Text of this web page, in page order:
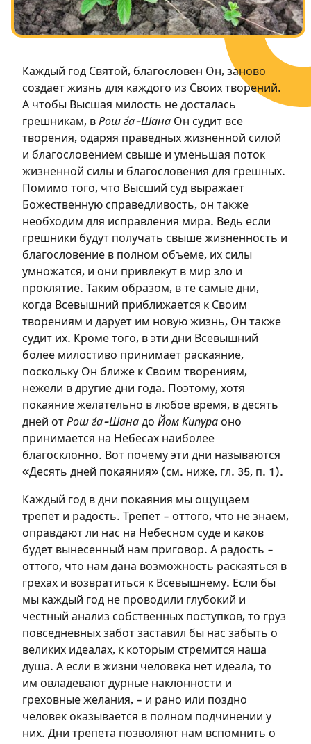
Посты в память о разрушенном Храме
Ханука
Каждый год Святой, благословен Он, заново
создает жизнь для каждого из Своих творений.
А чтобы Высшая милость не досталась
грешникам, в Рош ѓа-Шана Он судит все
творения, одаряя праведных жизненной силой
и благословением свыше и уменьшая поток
жизненной силы и благословения для грешных.
Помимо того, что Высший суд выражает
Божественную справедливость, он также
необходим для исправления мира. Ведь если
грешники будут получать свыше жизненность и
благословение в полном объеме, их силы
умножатся, и они привлекут в мир зло и
проклятие. Таким образом, в те самые дни,
когда Всевышний приближается к Своим
творениям и дарует им новую жизнь, Он также
судит их. Кроме того, в эти дни Всевышний
более милостиво принимает раскаяние,
поскольку Он ближе к Своим творениям,
нежели в другие дни года. Поэтому, хотя
покаяние желательно в любое время, в десять
дней от Рош ѓа-Шана до Йом Кипура оно
принимается на Небесах наиболее
благосклонно. Вот почему эти дни называются
«Десять дней покаяния» (см. ниже, гл. 35, п. 1).
Каждый год в дни покаяния мы ощущаем
трепет и радость. Трепет – оттого, что не знаем,
оправдают ли нас на Небесном суде и каков
будет вынесенный нам приговор. А радость –
оттого, что нам дана возможность раскаяться в
грехах и возвратиться к Всевышнему. Если бы
мы каждый год не проводили глубокий и
честный анализ собственных поступков, то груз
повседневных забот заставил бы нас забыть о
великих идеалах, к которым стремится наша
душа. А если в жизни человека нет идеала, то
им овладевают дурные наклонности и
греховные желания, – и рано или поздно
человек оказывается в полном подчинении у
них. Дни трепета позволяют нам вспомнить о
Зарегистрироваться
на сайте
Чтобы делать пометки на сайте,
необходимо зарегистрироваться.